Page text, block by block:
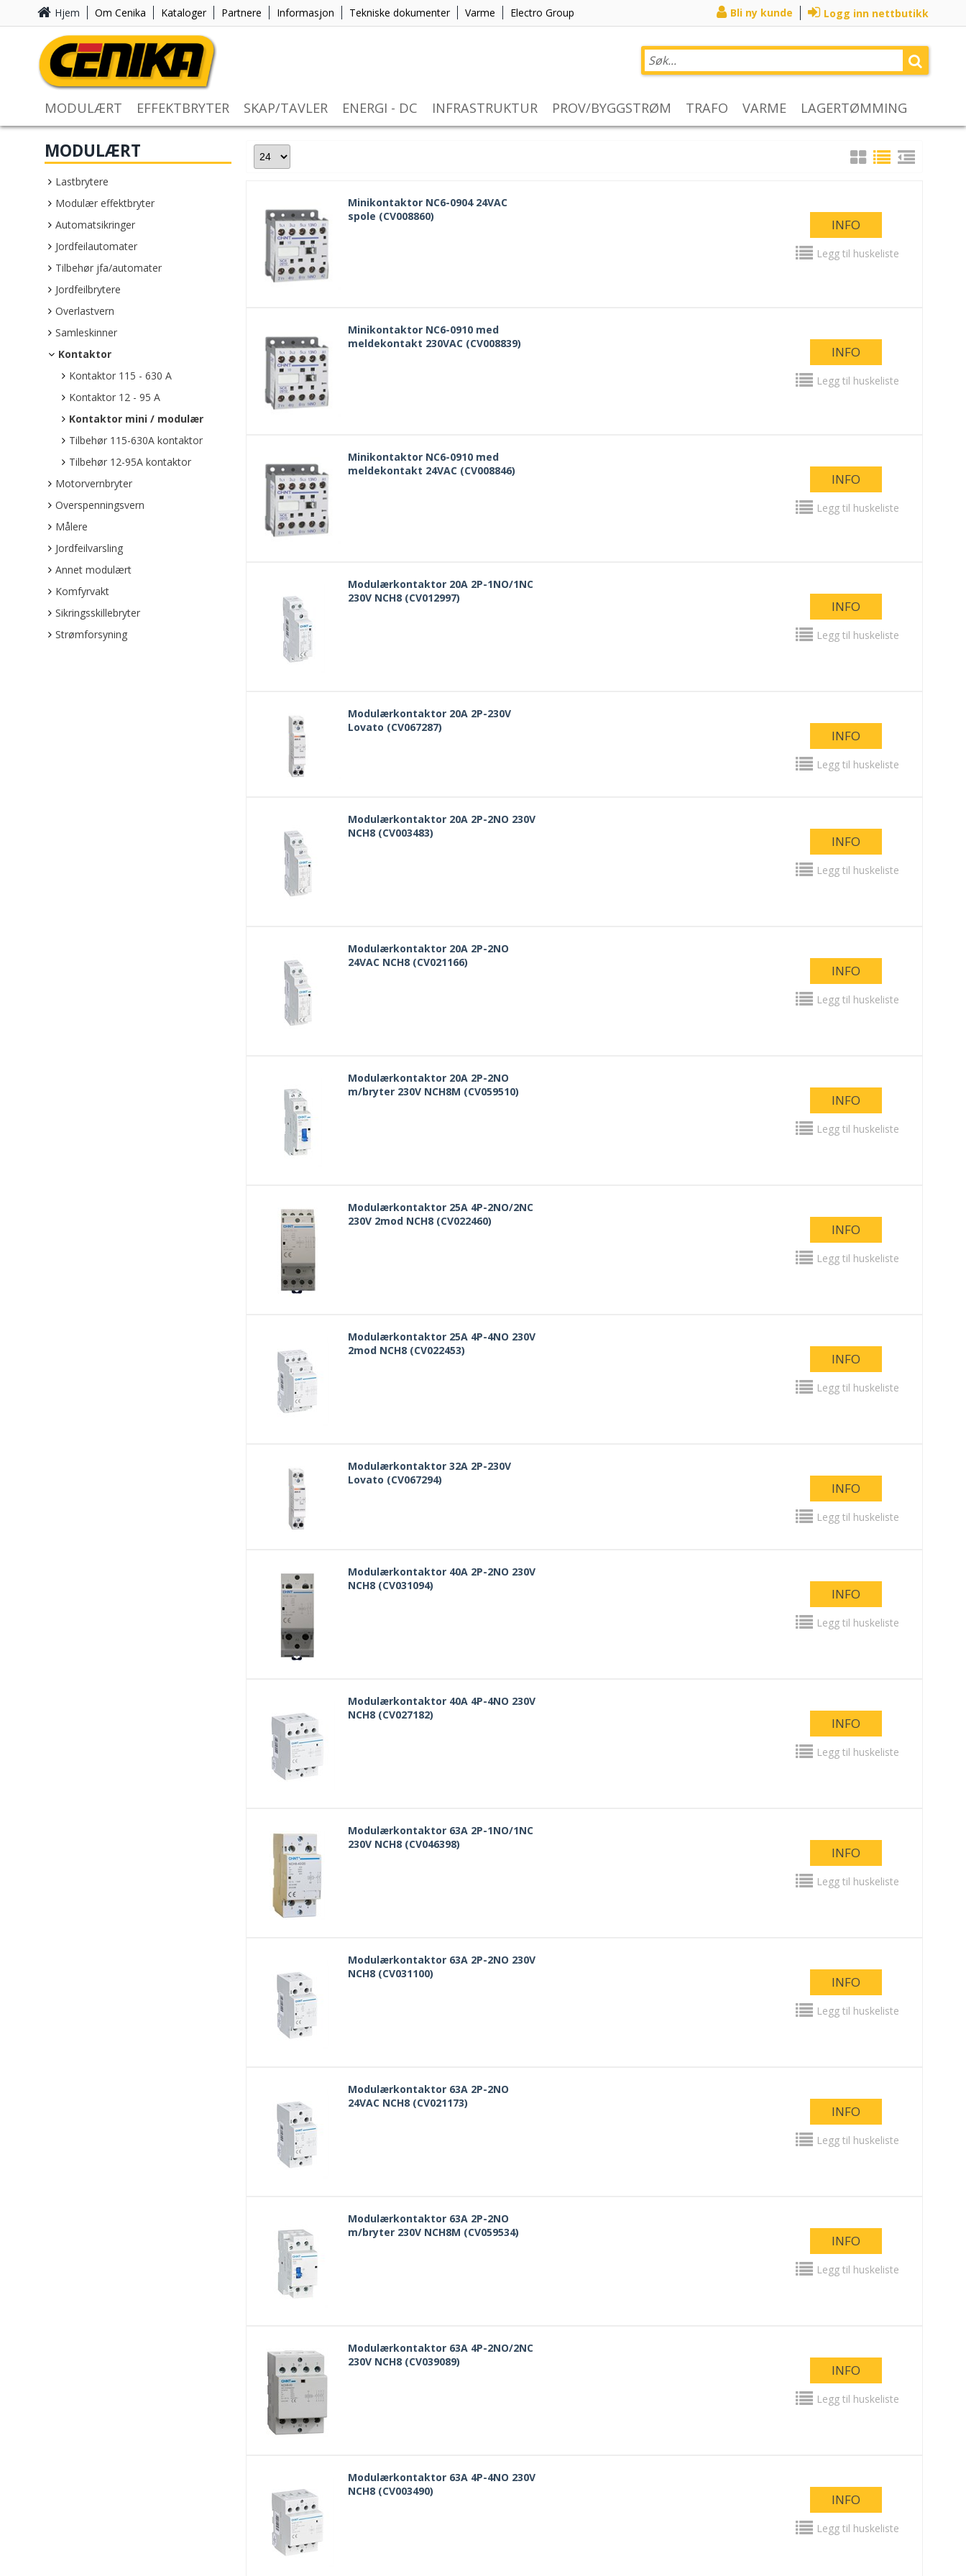
Hjem Om Cenika Kataloger Partnere Informasjon Tekniske dokumenter Varme Electro Group Bli ny kunde Logg inn nettbutikk
MODULÆRT EFFEKTBRYTER SKAP/TAVLER ENERGI - DC INFRASTRUKTUR PROV/BYGGSTRØM TRAFO VARME LAGERTØMMING
MODULÆRT
Lastbrytere
Modulær effektbryter
Automatsikringer
Jordfeilautomater
Tilbehør jfa/automater
Jordfeilbrytere
Overlastvern
Samleskinner
Kontaktor
Kontaktor 115 - 630 A
Kontaktor 12 - 95 A
Kontaktor mini / modulær
Tilbehør 115-630A kontaktor
Tilbehør 12-95A kontaktor
Motorvernbryter
Overspenningsvern
Målere
Jordfeilvarsling
Annet modulært
Komfyrvakt
Sikringsskillebryter
Strømforsyning
Minikontaktor NC6-0904 24VAC
spole (CV008860)
INFO
Legg til huskeliste
Minikontaktor NC6-0910 med
meldekontakt 230VAC (CV008839)
INFO
Legg til huskeliste
Minikontaktor NC6-0910 med
meldekontakt 24VAC (CV008846)
INFO
Legg til huskeliste
Modulærkontaktor 20A 2P-1NO/1NC
230V NCH8 (CV012997)
INFO
Legg til huskeliste
Modulærkontaktor 20A 2P-230V
Lovato (CV067287)
INFO
Legg til huskeliste
Modulærkontaktor 20A 2P-2NO 230V
NCH8 (CV003483)
INFO
Legg til huskeliste
Modulærkontaktor 20A 2P-2NO
24VAC NCH8 (CV021166)
INFO
Legg til huskeliste
Modulærkontaktor 20A 2P-2NO
m/bryter 230V NCH8M (CV059510)
INFO
Legg til huskeliste
Modulærkontaktor 25A 4P-2NO/2NC
230V 2mod NCH8 (CV022460)
INFO
Legg til huskeliste
Modulærkontaktor 25A 4P-4NO 230V
2mod NCH8 (CV022453)
INFO
Legg til huskeliste
Modulærkontaktor 32A 2P-230V
Lovato (CV067294)
INFO
Legg til huskeliste
Modulærkontaktor 40A 2P-2NO 230V
NCH8 (CV031094)
INFO
Legg til huskeliste
Modulærkontaktor 40A 4P-4NO 230V
NCH8 (CV027182)
INFO
Legg til huskeliste
Modulærkontaktor 63A 2P-1NO/1NC
230V NCH8 (CV046398)
INFO
Legg til huskeliste
Modulærkontaktor 63A 2P-2NO 230V
NCH8 (CV031100)
INFO
Legg til huskeliste
Modulærkontaktor 63A 2P-2NO
24VAC NCH8 (CV021173)
INFO
Legg til huskeliste
Modulærkontaktor 63A 2P-2NO
m/bryter 230V NCH8M (CV059534)
INFO
Legg til huskeliste
Modulærkontaktor 63A 4P-2NO/2NC
230V NCH8 (CV039089)
INFO
Legg til huskeliste
Modulærkontaktor 63A 4P-4NO 230V
NCH8 (CV003490)
INFO
Legg til huskeliste